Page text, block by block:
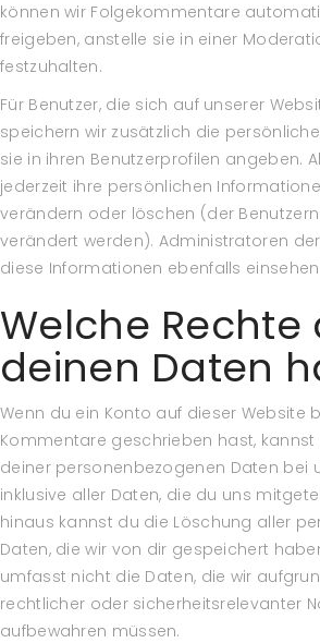
können wir Folgekommentare
freigeben, anstelle sie in einer
festzuhalten.
Für Benutzer, die sich auf unserer
speichern wir zusätzlich die
sie in ihren Benutzerprofilen angeben.
jederzeit ihre persönlichen
verändern oder löschen (der
verändert werden). Administratoren
diese Informationen ebenfalls
Welche Rechte
deinen Daten
Wenn du ein Konto auf dieser Website
Kommentare geschrieben hast, kannst
deiner personenbezogenen Daten bei
inklusive aller Daten, die du uns
hinaus kannst du die Löschung aller
Daten, die wir von dir gespeichert
umfasst nicht die Daten, die wir
rechtlicher oder sicherheitsrelevanter
aufbewahren müssen.